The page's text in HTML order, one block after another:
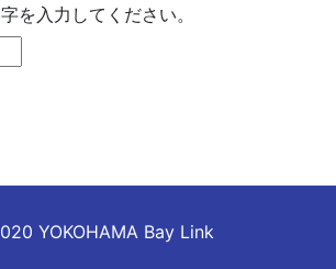
を入力してください。
YOKOHAMA Bay Link